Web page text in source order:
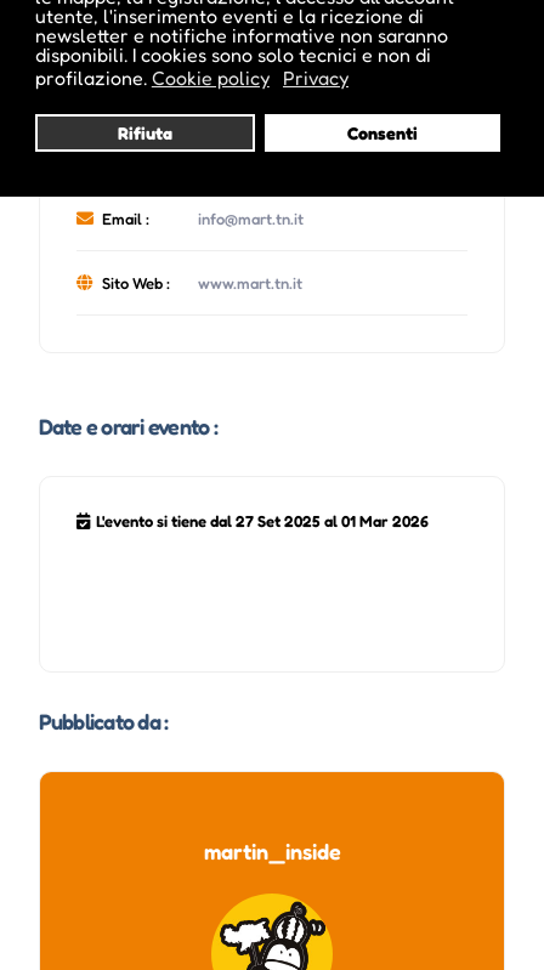
utente, l'inserimento eventi e la ricezione di
newsletter e notifiche informative non saranno
disponibili. I cookies sono solo tecnici e non di
profilazione. Cookie policy Privacy
Rifiuta Consenti
Location : Mart Rovereto
Indirizzo : Corso Bettini 43, Rovereto, TN
Telefono : 0465 670820
Email : info@mart.tn.it
Sito Web : www.mart.tn.it
Date e orari evento :
L'evento si tiene dal 27 Set 2025 al 01 Mar 2026
Pubblicato da :
martin_inside